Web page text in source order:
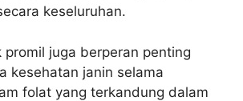
keseluruhan.
promil juga berperan penting
kesehatan janin selama
folat yang terkandung dalam